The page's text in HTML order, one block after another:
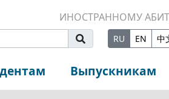
ИНОСТРАННОМУ
RU EN 中
Выпускникам